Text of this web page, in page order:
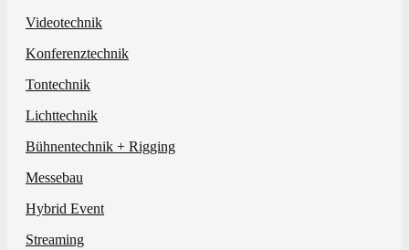
Videotechnik
Konferenztechnik
Tontechnik
Lichttechnik
Bühnentechnik + Rigging
Messebau
Hybrid Event
Streaming